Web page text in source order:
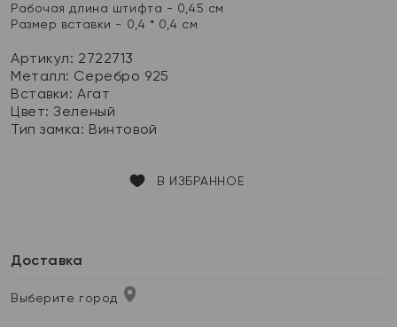
Рабочая длина штифта - 0,45 см
Размер вставки - 0,4 * 0,4 см
Артикул: 2722713
Металл: Серебро 925
Вставки:Агат
Цвет:Зеленый
Тип замка: Винтовой
В ИЗБРАННОЕ
Доставка
Выберите город